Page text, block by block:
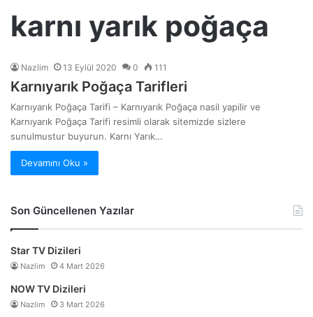
karnı yarık poğaça
Nazlim 13 Eylül 2020 0 111
Karnıyarık Poğaça Tarifleri
Karnıyarık Poğaça Tarifi – Karnıyarık Poğaça nasil yapilir ve
Karnıyarık Poğaça Tarifi resimli olarak sitemizde sizlere
sunulmustur buyurun. Karnı Yarık…
Devamını Oku »
Son Güncellenen Yazılar
Star TV Dizileri
Nazlim 4 Mart 2026
NOW TV Dizileri
Nazlim 3 Mart 2026